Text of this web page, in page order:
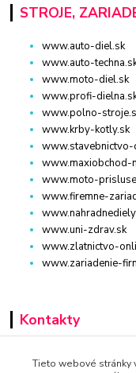
STROJE,
www.auto-diel.sk
www.auto-
www.moto-diel.sk
www.profi-
www.polno-
www.krby-kotly.sk
www.stavebnictvo-
www.maxiobchod-
www.moto-
www.firemne-
www.uni-zdrav.sk
www.zlatnictvo-
www.zariadenie-
Kontakty
+421 940 949 000
Tieto webové stránky